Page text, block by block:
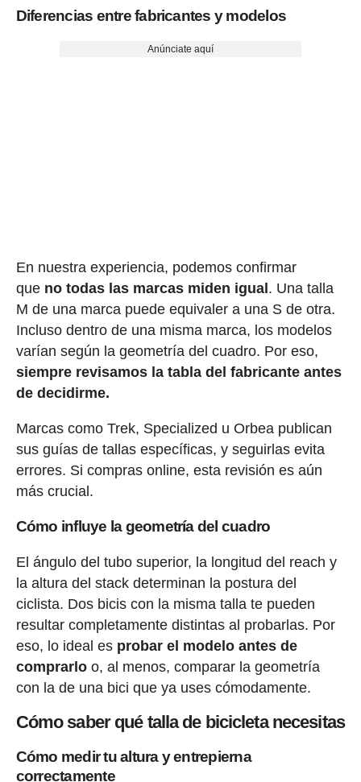
Diferencias entre fabricantes y modelos
Anúnciate aquí
En nuestra experiencia, podemos confirmar
que no todas las marcas miden igual. Una talla
M de una marca puede equivaler a una S de otra.
Incluso dentro de una misma marca, los modelos
varían según la geometría del cuadro. Por eso,
siempre revisamos la tabla del fabricante antes
de decidirme.
Marcas como Trek, Specialized u Orbea publican
sus guías de tallas específicas, y seguirlas evita
errores. Si compras online, esta revisión es aún
más crucial.
Cómo influye la geometría del cuadro
El ángulo del tubo superior, la longitud del reach y
la altura del stack determinan la postura del
ciclista. Dos bicis con la misma talla te pueden
resultar completamente distintas al probarlas. Por
eso, lo ideal es probar el modelo antes de
comprarloo, al menos, comparar la geometría
con la de una bici que ya uses cómodamente.
Cómo saber qué talla de bicicleta necesitas
Cómo medir tu altura y entrepierna
correctamente